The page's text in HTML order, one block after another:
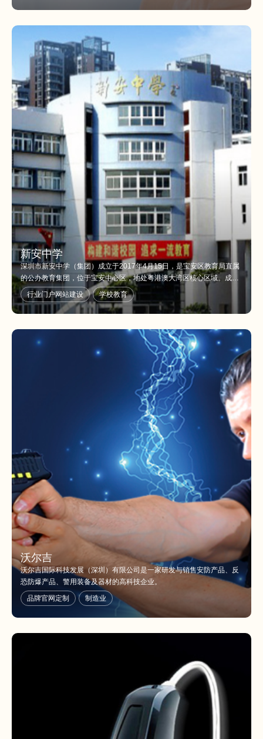
KFDA及中国CFDA等主流产品体系认证，以及67项技术发明、实用新
新安中学
深圳市新安中学（集团）成立于2017年4月15日，是宝安区教育局直属
的公办教育集团，位于宝安中心区，地处粤港澳大湾区核心区域。成立
新安中学（集团）是宝安区委区政府为进一步深化教育改革，服务宝安
产业发展的重大决策部署，对于加快推进宝安教育优质均衡发展，扩大
优质教育资源优势，更好地满足人民群众迫切的优质学位需求具有重要
行业门户网站建设 学校教育
沃尔吉
沃尔吉国际科技发展（深圳）有限公司是一家研发与销售安防产品、反
恐防爆产品、警用装备及器材的高科技企业。
品牌官网定制
制造业